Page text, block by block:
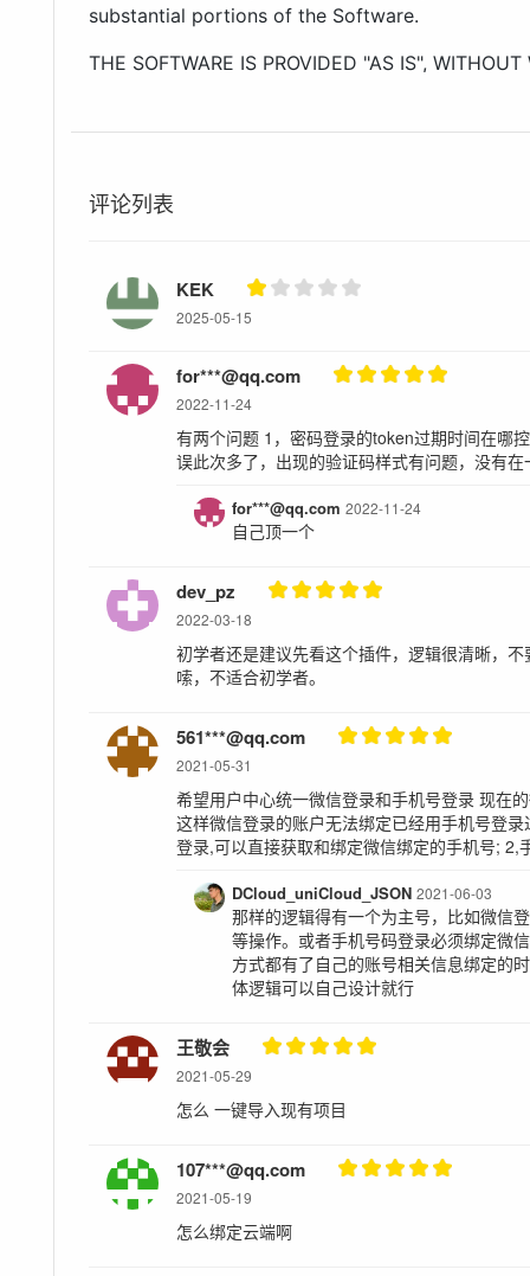
substantial portions of the Software.
THE SOFTWARE IS PROVIDED "AS IS",
OUT OF OR IN CONNECTION WITH THE
评论列表
KEK
2025-05-15
for***@qq.com
2022-11-24
有两个问题 1，密码登录的token过期时间在哪
误此次多了，出现的验证码样式有问题，没有在
for***@qq.com2022-11-24
自己顶一个
dev_pz
2022-03-18
初学者还是建议先看这个插件，逻辑很清晰，
嗦，不适合初学者。
561***@qq.com
2021-05-31
希望用户中心统一微信登录和手机号登录 现在
这样微信登录的账户无法绑定已经用手机号登
登录,可以直接获取和绑定微信绑定的手机号; 2,
DCloud_uniCloud_JSON2021-06-03
那样的逻辑得有一个为主号，比如微信
等操作。或者手机号码登录必须绑定微
方式都有了自己的账号相关信息绑定的
体逻辑可以自己设计就行
王敬会
2021-05-29
怎么 一键导入现有项目
107***@qq.com
2021-05-19
怎么绑定云端啊